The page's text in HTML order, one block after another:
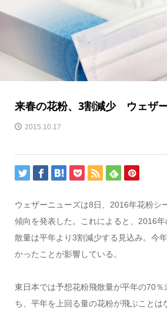
来春の花粉、3割減少 ウェザ
2015.10.17
ウェザーニューズは8日、2016年花粉シ
傾向を発表した。これによると、2016
散量は平年より3割減少する見込み。今
かったことが影響している。
東日本では予想花粉飛散量が平年の70％
ち、平年を上回る量の花粉が飛ぶことは